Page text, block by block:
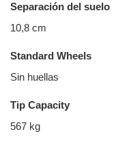
Separación del suelo
10,8 cm
Standard Wheels
Sin huellas
Tip Capacity
567 kg